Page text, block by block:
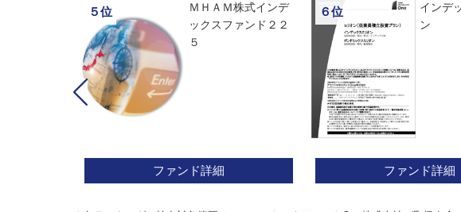
５位
ＭＨＡＭ株式インデ
ックスファンド２２
５
ファンド詳細
６位
インデ
ン
ファンド詳細